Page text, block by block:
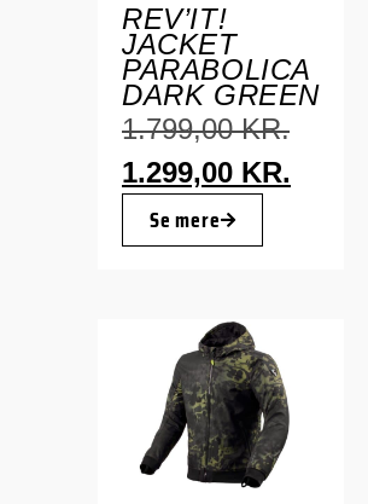
REV’IT!
JACKET
PARABOLICA
DARK GREEN
1.799,00KR.
1.299,00 KR.
Se mere